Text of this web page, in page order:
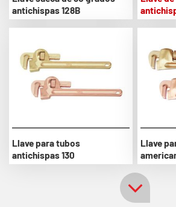
antichispas 128B
Llave para tubos
antichispas 130
Llave